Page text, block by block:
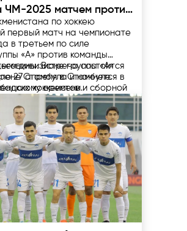
ЧМ-2025 матчем против
по хоккею
первый матч на чемпионате
в третьем по силе
«А» против команды
Встреча состоится
Стамбула и начнется в
времени.
дивизионе группы «А»
по 27 апреля в Стамбуле.
хоккеистов и сборной
в соревнованиях
команды ЮАР,
и хозяева льда
турнира,
проведет свой второй
Турции 22 апреля в
времени.
встречи с Люксембургом
Кыргызстаном (25 апреля,
апреля, 18:30).